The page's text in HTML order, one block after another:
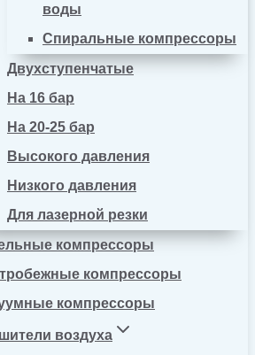
воды
Спиральные компрессоры
Двухступенчатые
На 16 бар
На 20-25 бар
Высокого давления
Низкого давления
Для лазерной резки
компрессоры
компрессоры
компрессоры
воздуха